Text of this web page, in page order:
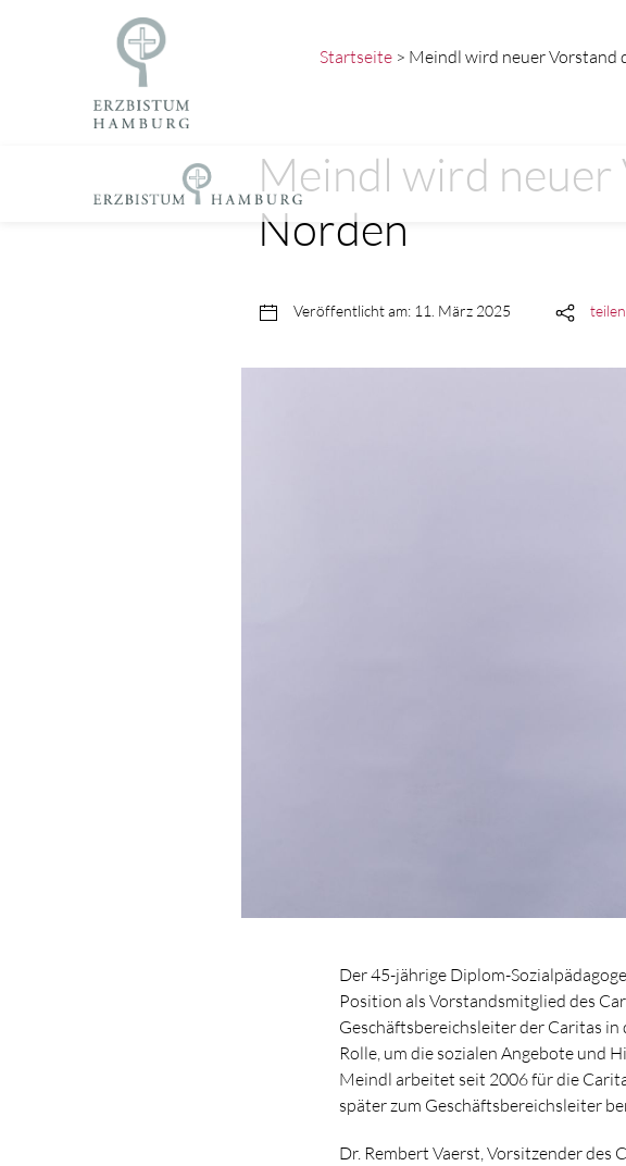
Startseite > Meindl wird neuer Vorstand
Meindl wird neuer
Norden
Veröffentlicht am: 11. März 2025 teilen
Der 45-jährige Diplom-
Position als Vorstandsmitglied des
Geschäftsbereichsleiter der Caritas
Rolle, um die sozialen Angebote und
Meindl arbeitet seit 2006 für die
später zum Geschäftsbereichsleiter
Dr. Rembert Vaerst, Vorsitzender